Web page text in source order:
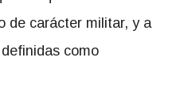
de carácter militar, y a
como